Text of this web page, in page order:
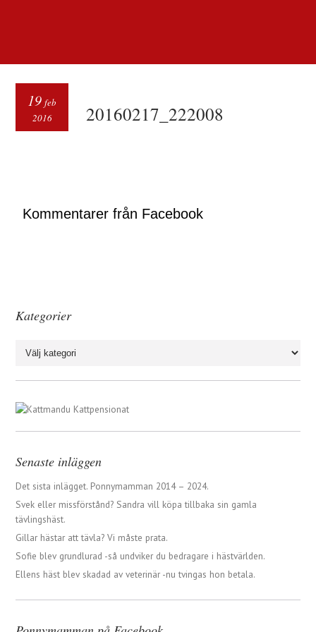
20160217_222008
19 feb
2016
Kommentarer från Facebook
Kategorier
Senaste inläggen
Det sista inlägget. Ponnymamman 2014 – 2024.
Svek eller missförstånd? Sandra vill köpa tillbaka sin gamla
tävlingshäst.
Gillar hästar att tävla? Vi måste prata.
Sofie blev grundlurad -så undviker du bedragare i hästvärlden.
Ellens häst blev skadad av veterinär -nu tvingas hon betala.